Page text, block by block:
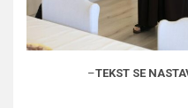
–TEKST SE